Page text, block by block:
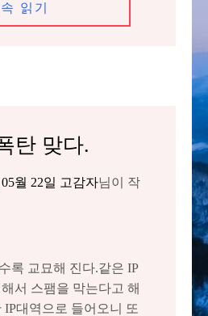
읽기
탄 맞다.
월 22일 고감자님이 작
록 교묘해 진다.같은 IP
서 스팸을 막는다고 해
IP대역으로 들어오니 또